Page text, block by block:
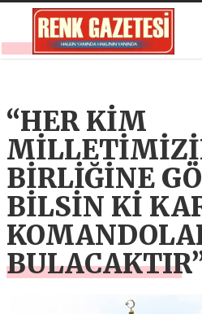
“HER KİM
BİRLİĞİNE
BİLSİN Kİ